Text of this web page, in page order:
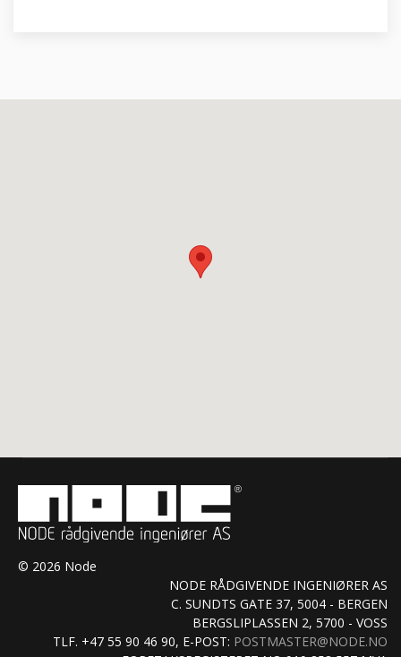
© 2026 Node
NODE RÅDGIVENDE INGENIØRER AS
C. SUNDTS GATE 37, 5004 - BERGEN
BERGSLIPLASSEN 2, 5700 - VOSS
TLF. +47 55 90 46 90, E-POST: POSTMASTER@NODE.NO